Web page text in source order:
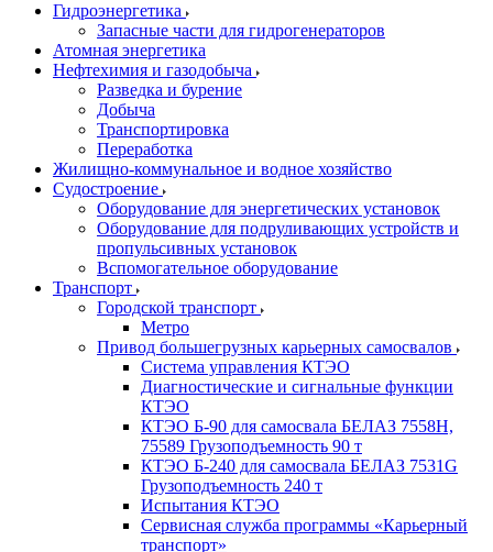
Гидроэнергетика
Запасные части для гидрогенераторов
Атомная энергетика
Нефтехимия и газодобыча
Разведка и бурение
Добыча
Транспортировка
Переработка
Жилищно-коммунальное и водное хозяйство
Судостроение
Оборудование для энергетических установок
Оборудование для подруливающих устройств и
пропульсивных установок
Вспомогательное оборудование
Транспорт
Городской транспорт
Метро
Привод большегрузных карьерных самосвалов
Система управления КТЭО
Диагностические и сигнальные функции
КТЭО
КТЭО Б-90 для самосвала БЕЛАЗ 7558H,
75589 Грузоподъемность 90 т
КТЭО Б-240 для самосвала БЕЛАЗ 7531G
Грузоподъемность 240 т
Испытания КТЭО
Сервисная служба программы «Карьерный
транспорт»